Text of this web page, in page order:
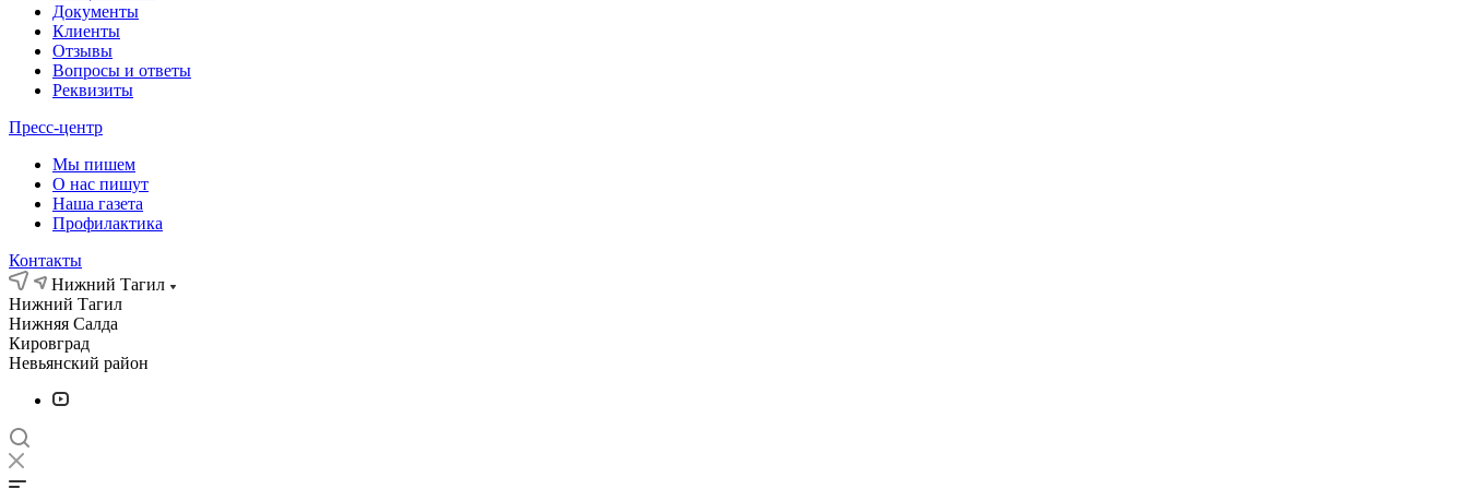
Документы
Клиенты
Отзывы
Вопросы и ответы
Реквизиты
Пресс-центр
Мы пишем
О нас пишут
Наша газета
Профилактика
Контакты
Нижний Тагил
Нижний Тагил
Нижняя Салда
Кировград
Невьянский район